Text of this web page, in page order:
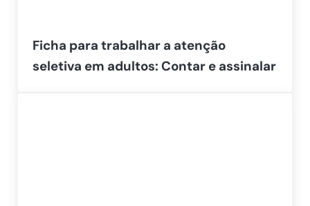
Ficha para trabalhar a atenção
seletiva em adultos: Contar e assinalar